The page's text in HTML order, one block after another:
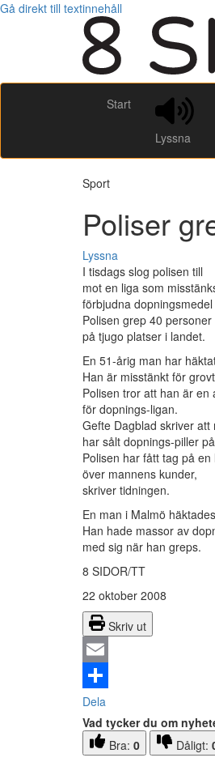
Gå direkt till textinnehåll
Start
Lyssna
Sport
Poliser
Lyssna
I tisdags slog polisen till
mot en liga som
förbjudna
Polisen grep 40 personer
på tjugo platser i landet.
En 51-årig man har
Han är misstänkt för
Polisen tror att han är en
för dopnings-ligan.
Gefte Dagblad skriver att
har sålt dopnings-piller
Polisen har fått tag på en
över mannens kunder,
skriver tidningen.
En man i Malmö
Han hade massor av
med sig när han greps.
8 SIDOR/TT
22 oktober 2008
Skriv ut
Email
Dela
Vad tycker du om
Bra: 0 Dåligt: